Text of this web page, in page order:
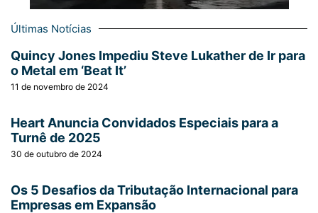
Últimas Notícias
Quincy Jones Impediu Steve Lukather de Ir para
o Metal em ‘Beat It’
11 de novembro de 2024
Heart Anuncia Convidados Especiais para a
Turnê de 2025
30 de outubro de 2024
Os 5 Desafios da Tributação Internacional para
Empresas em Expansão